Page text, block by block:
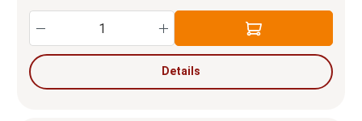
Produkt Anzahl: Gib den gewünschten
Details